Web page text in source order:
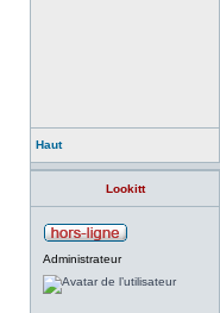
Haut
Lookitt
Administrateur